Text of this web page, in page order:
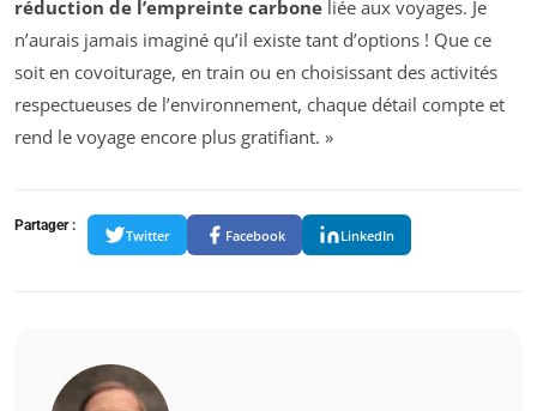
réduction de l’empreinte carbone liée aux voyages. Je
n’aurais jamais imaginé qu’il existe tant d’options ! Que ce
soit en covoiturage, en train ou en choisissant des activités
respectueuses de l’environnement, chaque détail compte et
rend le voyage encore plus gratifiant. »
Partager :
Twitter Facebook LinkedIn